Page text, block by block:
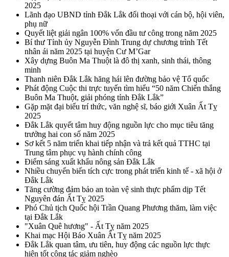
2025
Lãnh đạo UBND tỉnh Đắk Lắk đối thoại với cán bộ, hội viên,
phụ nữ
Quyết liệt giải ngân 100% vốn đầu tư công trong năm 2025
Bí thư Tỉnh ủy Nguyễn Đình Trung dự chương trình Tết
nhân ái năm 2025 tại huyện Cư M’Gar
Xây dựng Buôn Ma Thuột là đô thị xanh, sinh thái, thông
minh
Thanh niên Đắk Lắk hăng hái lên đường bảo vệ Tổ quốc
Phát động Cuộc thi trực tuyến tìm hiểu “50 năm Chiến thắng
Buôn Ma Thuột, giải phóng tỉnh Đắk Lắk”
Gặp mặt đại biểu trí thức, văn nghệ sĩ, báo giới Xuân Ất Tỵ
2025
Đắk Lắk quyết tâm huy động nguồn lực cho mục tiêu tăng
trưởng hai con số năm 2025
Sơ kết 5 năm triển khai tiếp nhận và trả kết quả TTHC tại
Trung tâm phục vụ hành chính công
Điểm sáng xuất khẩu nông sản Đắk Lắk
Nhiều chuyển biến tích cực trong phát triển kinh tế - xã hội ở
Đắk Lắk
Tăng cường đảm bảo an toàn vệ sinh thực phẩm dịp Tết
Nguyên đán Ất Tỵ 2025
Phó Chủ tịch Quốc hội Trần Quang Phương thăm, làm việc
tại Đắk Lắk
"Xuân Quê hương" - Ất Tỵ năm 2025
Khai mạc Hội Báo Xuân Ất Tỵ năm 2025
Đắk Lắk quan tâm, ưu tiên, huy động các nguồn lực thực
hiện tốt công tác giảm nghèo